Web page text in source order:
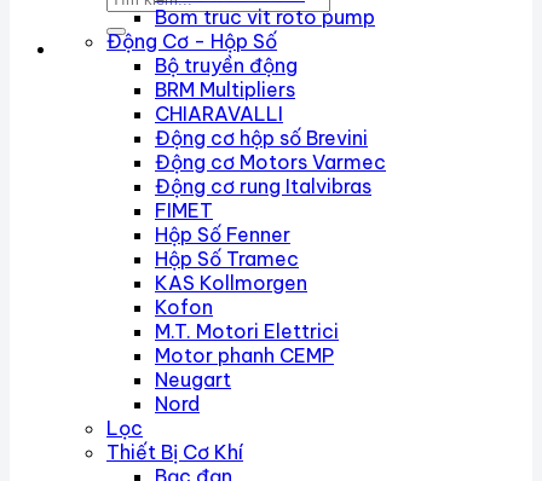
Bom truc vit roto pump
Động Cơ - Hộp Số
Bộ truyền động
BRM Multipliers
CHIARAVALLI
Động cơ hộp số Brevini
Động cơ Motors Varmec
Động cơ rung Italvibras
FIMET
Hộp Số Fenner
Hộp Số Tramec
KAS Kollmorgen
Kofon
M.T. Motori Elettrici
Motor phanh CEMP
Neugart
Nord
Lọc
Thiết Bị Cơ Khí
Bạc đạn